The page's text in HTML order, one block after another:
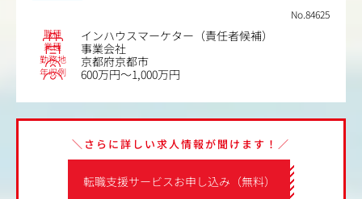
No.84625
職種 インハウスマーケター（責任者候補）
業種 事業会社
勤務地 京都府京都市
年収例 600万円～1,000万円
転職支援サービスお申し込み（無料）
＼さらに詳しい求人情報が聞けます！／